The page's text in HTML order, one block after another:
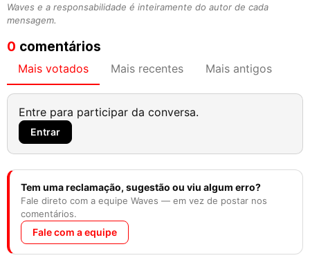
Waves e a responsabilidade é inteiramente do autor de cada
mensagem.
0 comentários
Mais votados Mais recentes Mais antigos
Entre para participar da conversa.
Entrar
Tem uma reclamação, sugestão ou viu algum erro?
Fale direto com a equipe Waves — em vez de postar nos
comentários.
Fale com a equipe